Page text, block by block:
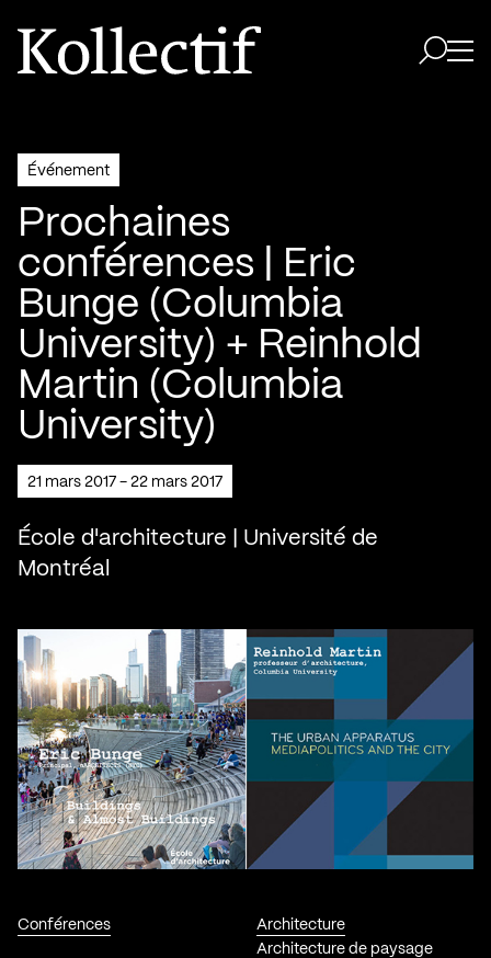
Aller à la page d'accueil
Logo Kollectif
Événement
Prochaines
conférences | Eric
Bunge (Columbia
University) + Reinhold
Martin (Columbia
University)
21 mars 2017 - 22 mars 2017
École d'architecture | Université de
Montréal
Conférences
Architecture
Architecture de paysage